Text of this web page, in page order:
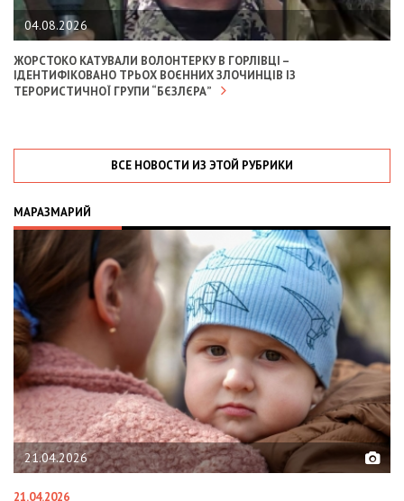
04.08.2026
ЖОРСТОКО КАТУВАЛИ ВОЛОНТЕРКУ В ГОРЛІВЦІ –
ІДЕНТИФІКОВАНО ТРЬОХ ВОЄННИХ ЗЛОЧИНЦІВ ІЗ
ТЕРОРИСТИЧНОЇ ГРУПИ “БЄЗЛЄРА”
ВСЕ НОВОСТИ ИЗ ЭТОЙ РУБРИКИ
МАРАЗМАРИЙ
02.02.2026